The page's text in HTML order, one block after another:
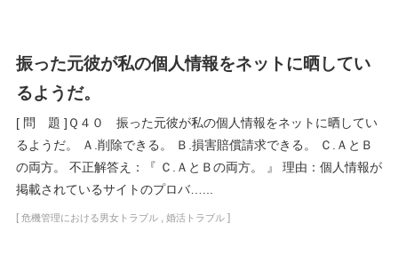
振った元彼が私の個人情報をネットに晒してい
るようだ。
[ 問 題 ]Ｑ４０ 振った元彼が私の個人情報をネットに晒してい
るようだ。 Ａ.削除できる。 Ｂ.損害賠償請求できる。 Ｃ.ＡとＢ
の両方。 不正解答え：『 Ｃ.ＡとＢの両方。 』 理由：個人情報が
掲載されているサイトのプロバ…...
[ 危機管理における男女トラブル, 婚活トラブル]